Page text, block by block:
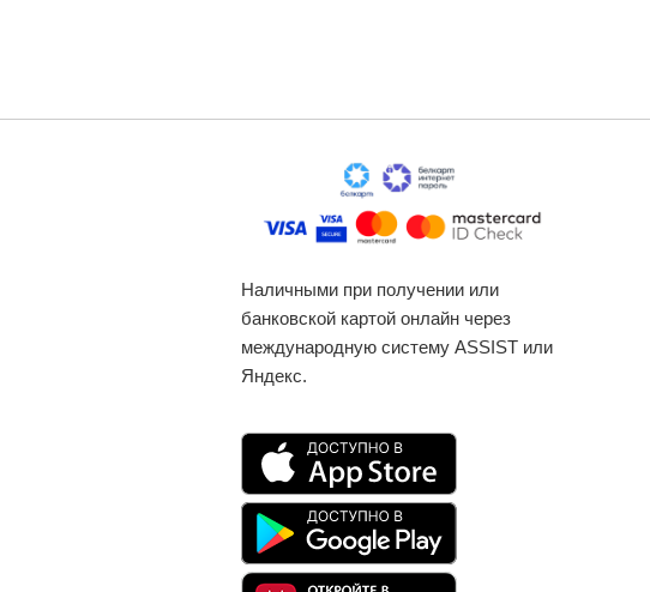
Наличными при получении или
банковской картой онлайн через
международную систему ASSIST или
Яндекс.